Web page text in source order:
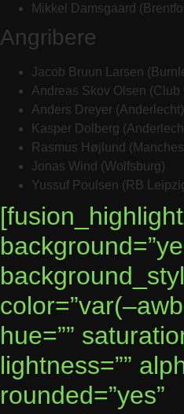
Mikkel Damsgaard
Angribere
Jacob Bruun Larsen
Andreas Skov Olsen (Club
Anders Dreyer (Anderlecht)
Kasper Dolberg
Rasmus Højlund
Jonas Wind (Wolfsburg)
Yussuf Poulsen (RB
[fusion_highlight
hue=””
lightness=””
rounded=”yes”